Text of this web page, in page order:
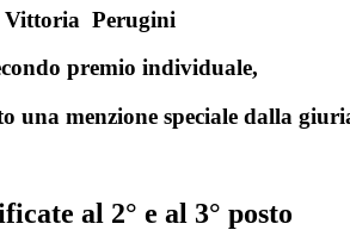
Vittoria Perugini
premio individuale,
una menzione speciale dalla
al 2° e al 3° posto